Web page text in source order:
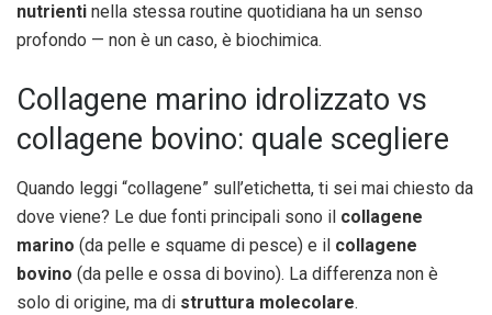
nutrienti nella stessa routine quotidiana ha un senso
profondo — non è un caso, è biochimica.
Collagene marino idrolizzato vs
collagene bovino: quale scegliere
Quando leggi “collagene” sull’etichetta, ti sei mai chiesto da
dove viene? Le due fonti principali sono il collagene
marino (da pelle e squame di pesce) e il collagene
bovino (da pelle e ossa di bovino). La differenza non è
solo di origine, ma di struttura molecolare.